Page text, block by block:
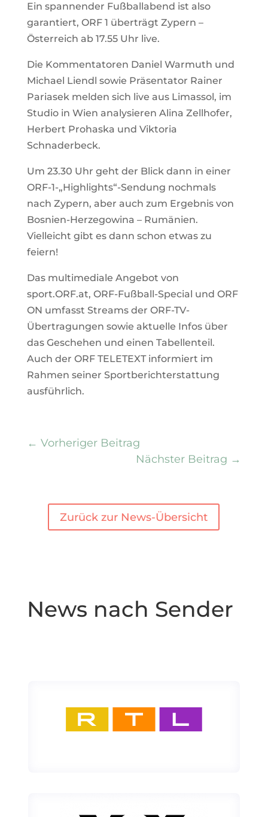
Ein spannender Fußballabend ist also
garantiert, ORF 1 überträgt Zypern –
Österreich ab 17.55 Uhr live.
Die Kommentatoren Daniel Warmuth und
Michael Liendl sowie Präsentator Rainer
Pariasek melden sich live aus Limassol, im
Studio in Wien analysieren Alina Zellhofer,
Herbert Prohaska und Viktoria
Schnaderbeck.
Um 23.30 Uhr geht der Blick dann in einer
ORF-1-„Highlights“-Sendung nochmals
nach Zypern, aber auch zum Ergebnis von
Bosnien-Herzegowina – Rumänien.
Vielleicht gibt es dann schon etwas zu
feiern!
Das multimediale Angebot von
sport.ORF.at, ORF-Fußball-Special und ORF
ON umfasst Streams der ORF-TV-
Übertragungen sowie aktuelle Infos über
das Geschehen und einen Tabellenteil.
Auch der ORF TELETEXT informiert im
Rahmen seiner Sportberichterstattung
ausführlich.
← Vorheriger Beitrag
Nächster Beitrag →
Zurück zur News-Übersicht
News nach Sender